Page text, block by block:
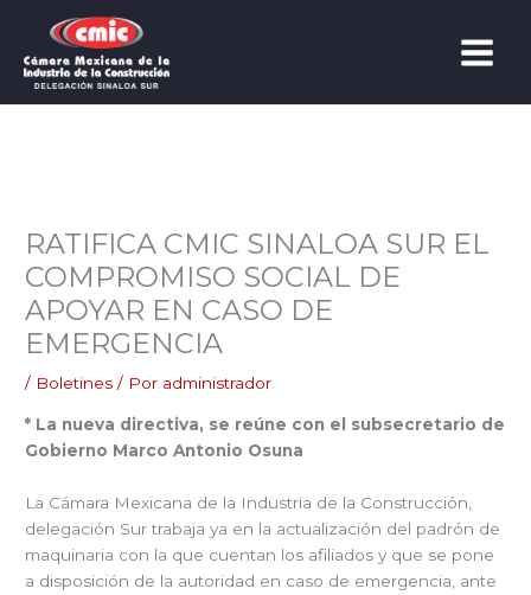
contenido
RATIFICA CMIC SINALOA SUR EL
COMPROMISO SOCIAL DE
APOYAR EN CASO DE
EMERGENCIA
/ Boletines / Por administrador
* La nueva directiva, se reúne con el subsecretario de
Gobierno Marco Antonio Osuna
La Cámara Mexicana de la Industria de la Construcción,
delegación Sur trabaja ya en la actualización del padrón de
maquinaria con la que cuentan los afiliados y que se pone
a disposición de la autoridad en caso de emergencia, ante